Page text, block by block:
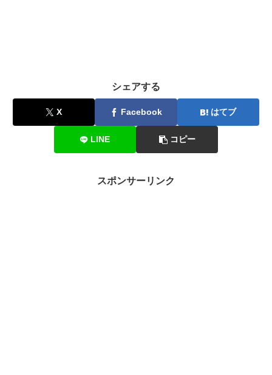
シェアする
X Facebook はてブ
LINE コピー
スポンサーリンク